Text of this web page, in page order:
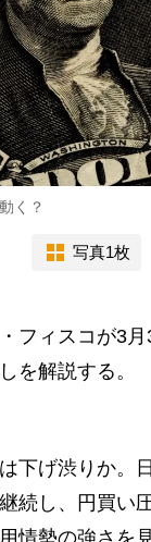
く？
写真1枚
フィスコが3月
を解説する。
下げ渋りか。
続し、円買い
情勢の強さを